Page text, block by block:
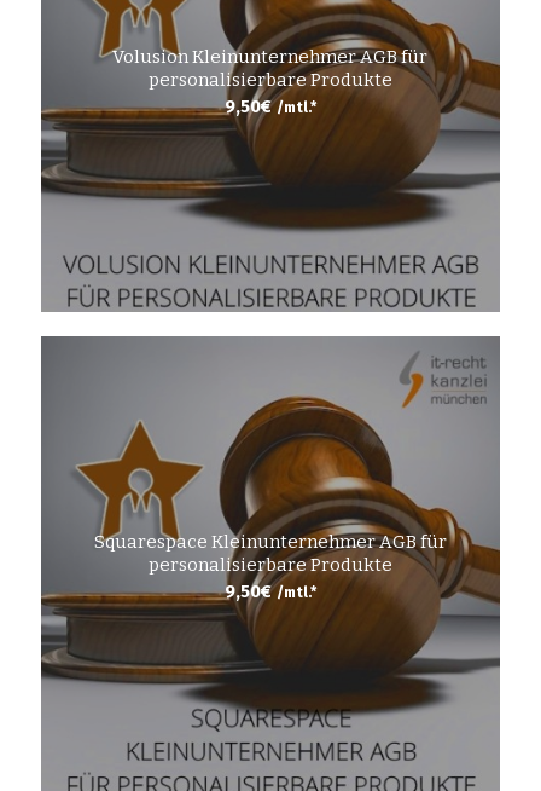
Volusion Kleinunternehmer AGB für
personalisierbare Produkte
9,50€ /mtl.*
Squarespace Kleinunternehmer AGB für
personalisierbare Produkte
9,50€ /mtl.*